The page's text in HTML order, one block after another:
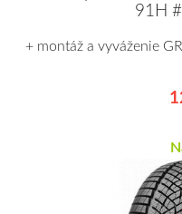
91H
+ montáž a vyváženie